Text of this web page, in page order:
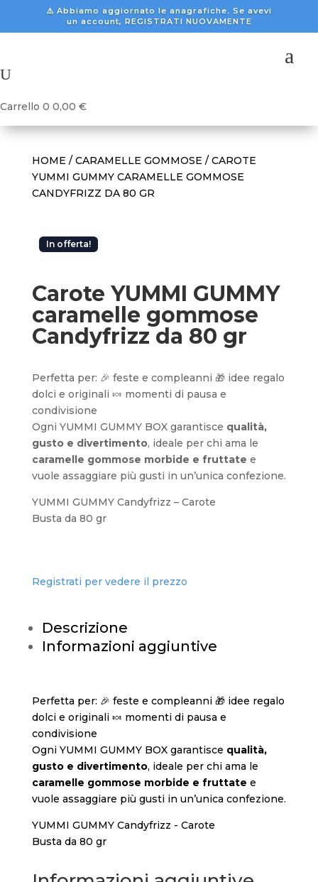
⚠️ Abbiamo aggiornato le anagrafiche. Se avevi
un account, REGISTRATI NUOVAMENTE
a
U
Carrello 0 0,00 €
HOME / CARAMELLE GOMMOSE / CAROTE
YUMMI GUMMY CARAMELLE GOMMOSE
CANDYFRIZZ DA 80 GR
In offerta!
Carote YUMMI GUMMY
caramelle gommose
Candyfrizz da 80 gr
Perfetta per: 🎉 feste e compleanni 🎁 idee regalo
dolci e originali 🍬 momenti di pausa e
condivisione
Ogni YUMMI GUMMY BOX garantisce qualità,
gusto e divertimento, ideale per chi ama le
caramelle gommose morbide e fruttate e
vuole assaggiare più gusti in un’unica confezione.
YUMMI GUMMY Candyfrizz – Carote
Busta da 80 gr
Registrati per vedere il prezzo
Descrizione
Informazioni aggiuntive
Perfetta per: 🎉 feste e compleanni 🎁 idee regalo
dolci e originali 🍬 momenti di pausa e
condivisione
Ogni YUMMI GUMMY BOX garantisce qualità,
gusto e divertimento, ideale per chi ama le
caramelle gommose morbide e fruttate e
vuole assaggiare più gusti in un’unica confezione.
YUMMI GUMMY Candyfrizz - Carote
Busta da 80 gr